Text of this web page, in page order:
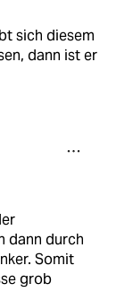
sich diesem
dann ist er
dann durch
Somit
grob